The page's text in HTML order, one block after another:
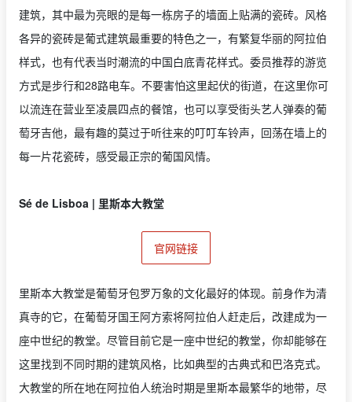
建筑，其中最为亮眼的是每一栋房子的墙面上贴满的瓷砖。风格
各异的瓷砖是葡式建筑最重要的特色之一，有繁复华丽的阿拉伯
样式，也有代表当时潮流的中国白底青花样式。委员推荐的游览
方式是步行和28路电车。不要害怕这里起伏的街道，在这里你可
以流连在营业至凌晨四点的餐馆，也可以享受街头艺人弹奏的葡
萄牙吉他，最有趣的莫过于听往来的叮叮车铃声，回荡在墙上的
每一片花瓷砖，感受最正宗的葡国风情。
Sé de Lisboa | 里斯本大教堂
官网链接
里斯本大教堂是葡萄牙包罗万象的文化最好的体现。前身作为清
真寺的它，在葡萄牙国王阿方索将阿拉伯人赶走后，改建成为一
座中世纪的教堂。尽管目前它是一座中世纪的教堂，你却能够在
这里找到不同时期的建筑风格，比如典型的古典式和巴洛克式。
大教堂的所在地在阿拉伯人统治时期是里斯本最繁华的地带，尽